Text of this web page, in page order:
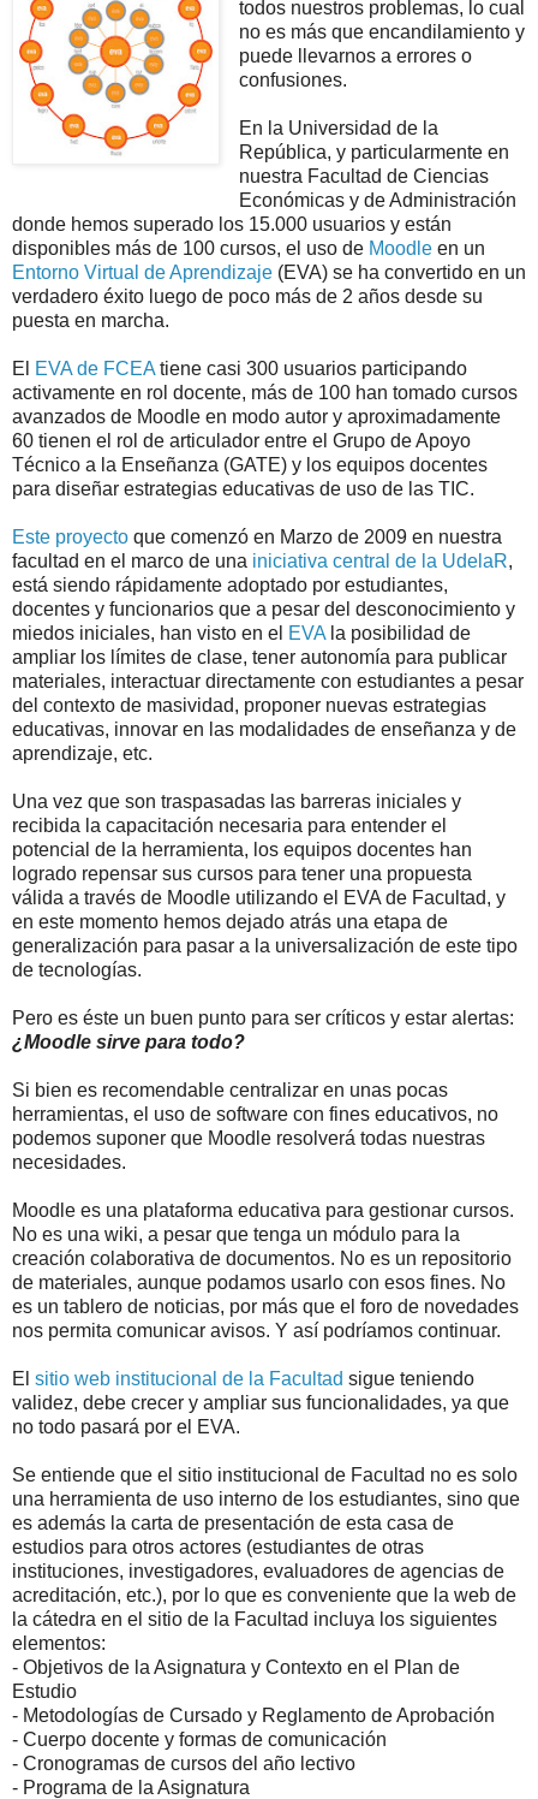
todos nuestros problemas, lo cual
no es más que encandilamiento y
puede llevarnos a errores o
confusiones.
En la Universidad de la
República, y particularmente en
nuestra Facultad de Ciencias
Económicas y de Administración
donde hemos superado los 15.000 usuarios y están
disponibles más de 100 cursos, el uso de Moodle en un
Entorno Virtual de Aprendizaje (EVA) se ha convertido en un
verdadero éxito luego de poco más de 2 años desde su
puesta en marcha.
El EVA de FCEA tiene casi 300 usuarios participando
activamente en rol docente, más de 100 han tomado cursos
avanzados de Moodle en modo autor y aproximadamente
60 tienen el rol de articulador entre el Grupo de Apoyo
Técnico a la Enseñanza (GATE) y los equipos docentes
para diseñar estrategias educativas de uso de las TIC.
Este proyecto que comenzó en Marzo de 2009 en nuestra
facultad en el marco de una iniciativa central de la UdelaR,
está siendo rápidamente adoptado por estudiantes,
docentes y funcionarios que a pesar del desconocimiento y
miedos iniciales, han visto en el EVA la posibilidad de
ampliar los límites de clase, tener autonomía para publicar
materiales, interactuar directamente con estudiantes a pesar
del contexto de masividad, proponer nuevas estrategias
educativas, innovar en las modalidades de enseñanza y de
aprendizaje, etc.
Una vez que son traspasadas las barreras iniciales y
recibida la capacitación necesaria para entender el
potencial de la herramienta, los equipos docentes han
logrado repensar sus cursos para tener una propuesta
válida a través de Moodle utilizando el EVA de Facultad, y
en este momento hemos dejado atrás una etapa de
generalización para pasar a la universalización de este tipo
de tecnologías.
Pero es éste un buen punto para ser críticos y estar alertas:
¿Moodle sirve para todo?
Si bien es recomendable centralizar en unas pocas
herramientas, el uso de software con fines educativos, no
podemos suponer que Moodle resolverá todas nuestras
necesidades.
Moodle es una plataforma educativa para gestionar cursos.
No es una wiki, a pesar que tenga un módulo para la
creación colaborativa de documentos. No es un repositorio
de materiales, aunque podamos usarlo con esos fines. No
es un tablero de noticias, por más que el foro de novedades
nos permita comunicar avisos. Y así podríamos continuar.
El sitio web institucional de la Facultad sigue teniendo
validez, debe crecer y ampliar sus funcionalidades, ya que
no todo pasará por el EVA.
Se entiende que el sitio institucional de Facultad no es solo
una herramienta de uso interno de los estudiantes, sino que
es además la carta de presentación de esta casa de
estudios para otros actores (estudiantes de otras
instituciones, investigadores, evaluadores de agencias de
acreditación, etc.), por lo que es conveniente que la web de
la cátedra en el sitio de la Facultad incluya los siguientes
elementos:
- Objetivos de la Asignatura y Contexto en el Plan de
Estudio
- Metodologías de Cursado y Reglamento de Aprobación
- Cuerpo docente y formas de comunicación
- Cronogramas de cursos del año lectivo
- Programa de la Asignatura